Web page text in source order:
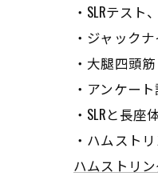
・SLRテス
・ジャック
・大腿四頭
・アンケー
・SLRと長
・ハムスト
ハムストリ